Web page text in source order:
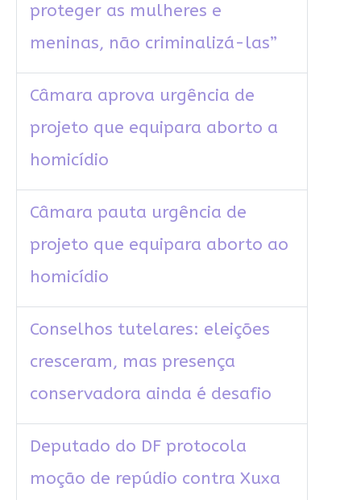
proteger as mulheres e
meninas, não criminalizá-las”
Câmara aprova urgência de
projeto que equipara aborto a
homicídio
Câmara pauta urgência de
projeto que equipara aborto ao
homicídio
Conselhos tutelares: eleições
cresceram, mas presença
conservadora ainda é desafio
Deputado do DF protocola
moção de repúdio contra Xuxa